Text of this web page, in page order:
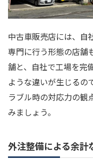
中古車販売店には、自
専門に行う形態の店舗
舗と、自社で工場を完
ような違いが生じるの
ラブル時の対応力の観
みましょう。
外注整備による余計